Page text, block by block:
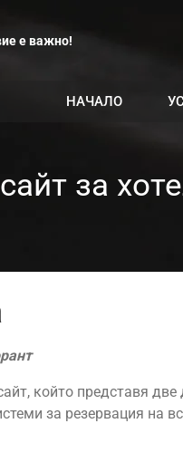
е важно!
НАЧАЛО
за
който представя
за резервация на